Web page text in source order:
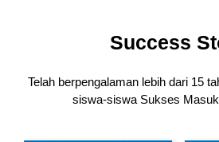
Success
Telah berpengalaman lebih dari 15
siswa-siswa Sukses